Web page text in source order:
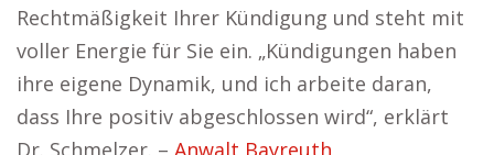
Rechtmäßigkeit Ihrer Kündigung und steht mit
voller Energie für Sie ein. „Kündigungen haben
ihre eigene Dynamik, und ich arbeite daran,
dass Ihre positiv abgeschlossen wird“, erklärt